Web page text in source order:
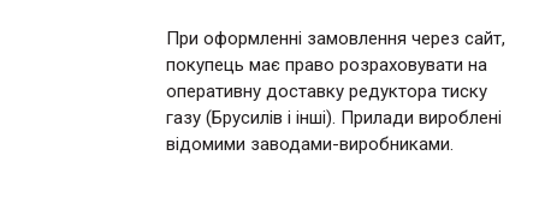
При оформленні замовлення через сайт,
покупець має право розраховувати на
оперативну доставку редуктора тиску
газу (Брусилів і інші). Прилади вироблені
відомими заводами-виробниками.